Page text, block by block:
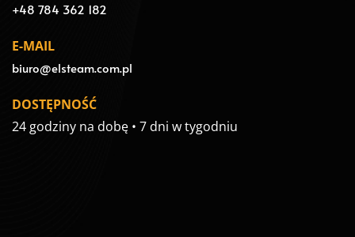
+48 784 362 182
E-MAIL
biuro@elsteam.com.pl
DOSTĘPNOŚĆ
24 godziny na dobę • 7 dni w tygodniu